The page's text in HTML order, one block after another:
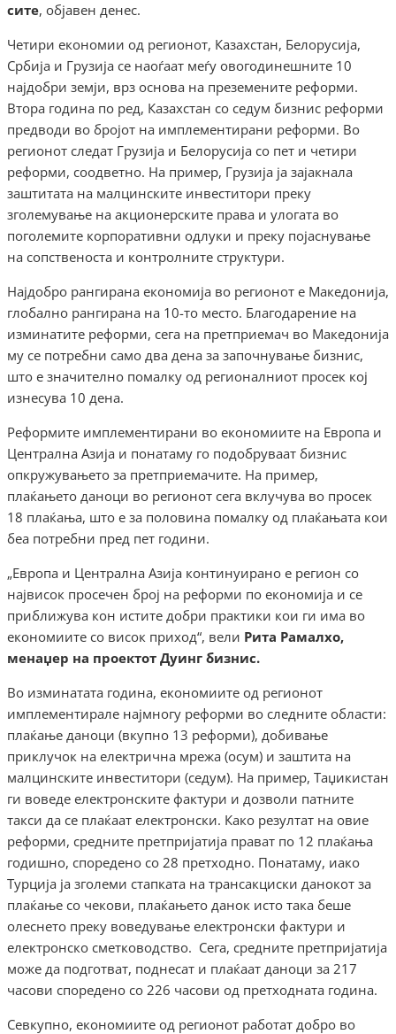
сите, објавен денес.
Четири економии од регионот, Казахстан, Белорусија,
Србија и Грузија се наоѓаат меѓу овогодинешните 10
најдобри земји, врз основа на преземените реформи.
Втора година по ред, Казахстан со седум бизнис реформи
предводи во бројот на имплементирани реформи. Во
регионот следат Грузија и Белорусија со пет и четири
реформи, соодветно. На пример, Грузија ја зајакнала
заштитата на малцинските инвеститори преку
зголемување на акционерските права и улогата во
поголемите корпоративни одлуки и преку појаснување
на сопственоста и контролните структури.
Најдобро рангирана економија во регионот е Македонија,
глобално рангирана на 10-то место. Благодарение на
изминатите реформи, сега на претприемач во Македонија
му се потребни само два дена за започнување бизнис,
што е значително помалку од регионалниот просек кој
изнесува 10 дена.
Реформите имплементирани во економиите на Европа и
Централна Азија и понатаму го подобруваат бизнис
опкружувањето за претприемачите. На пример,
плаќањето даноци во регионот сега вклучува во просек
18 плаќања, што е за половина помалку од плаќањата кои
беа потребни пред пет години.
„Европа и Централна Азија континуирано е регион со
највисок просечен број на реформи по економија и се
приближува кон истите добри практики кои ги има во
економиите со висок приход“, вели Рита Рамалхо,
менаџер на проектот Дуинг бизнис.
Во изминатата година, економиите од регионот
имплементирале најмногу реформи во следните области:
плаќање даноци (вкупно 13 реформи), добивање
приклучок на електрична мрежа (осум) и заштита на
малцинските инвеститори (седум). На пример, Таџикистан
ги воведе електронските фактури и дозволи патните
такси да се плаќаат електронски. Како резултат на овие
реформи, средните претпријатија прават по 12 плаќања
годишно, споредено со 28 претходно. Понатаму, иако
Турција ја зголеми стапката на трансакциски данокот за
плаќање со чекови, плаќањето данок исто така беше
олеснето преку воведување електронски фактури и
електронско сметководство. Сега, средните претпријатија
може да подготват, поднесат и плаќаат даноци за 217
часови споредено со 226 часови од претходната година.
Севкупно, економиите од регионот работат добро во